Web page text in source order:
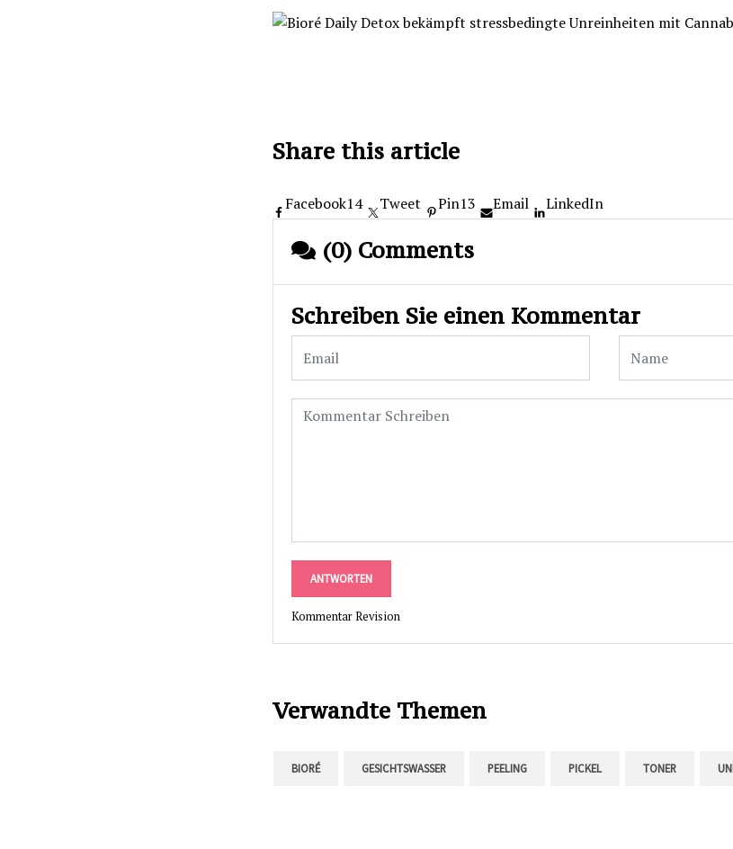
Share this article
Facebook14 Tweet Pin13 Email LinkedIn
(0) Comments
Schreiben Sie einen Kommentar
ANTWORTEN
Kommentar Revision
Verwandte Themen
BIORÉ GESICHTSWASSER PEELING PICKEL TONER